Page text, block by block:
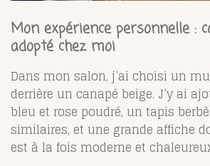
Mon expérience personnelle :
adopté chez moi
Dans mon salon, j’ai choisi un
derrière un canapé beige. J’y ai
bleu et rose poudré, un tapis
similaires, et une grande affiche
est à la fois moderne et